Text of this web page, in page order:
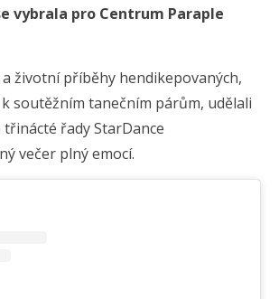
vybrala pro Centrum Paraple
životní příběhy hendikepovaných,
soutěžním tanečním párům, udělali
třinácté řady StarDance
večer plný emocí.